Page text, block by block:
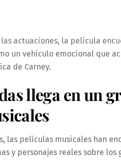
actuaciones, la película
un vehículo emocional que
de Carney.
llega en un
las películas musicales han
y personajes reales sobre los